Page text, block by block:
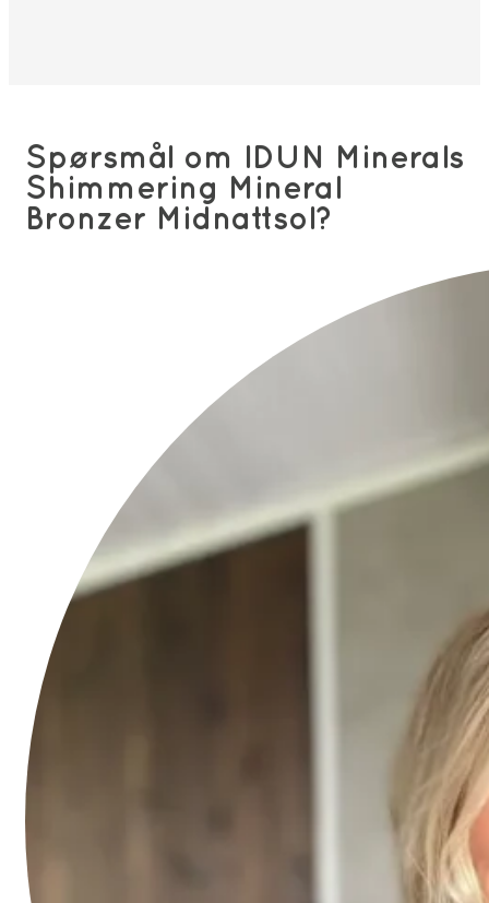
Spørsmål om IDUN Minerals
Shimmering Mineral
Bronzer Midnattsol?